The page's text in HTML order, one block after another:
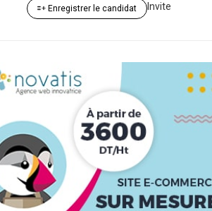
Enregistrer le candidat Invite